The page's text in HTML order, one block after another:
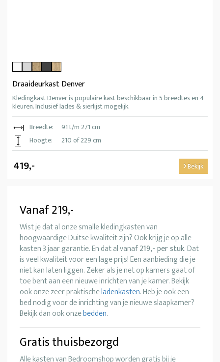
Draaideurkast Denver
Kledingkast Denver is populaire kast beschikbaar in 5 breedtes en 4
kleuren. Inclusief lades & sierlijst mogelijk.
Breedte:
91 t/m 271 cm
Hoogte:
210 of 229 cm
419,- Bekijk
Vanaf 219,-
Wist je dat al onze smalle kledingkasten van
hoogwaardige Duitse kwaliteit zijn? Ook krijg je op alle
kasten 3 jaar garantie. En dat al vanaf219,- per stuk. Dat
is veel kwaliteit voor een lage prijs! Een aanbieding die je
niet kan laten liggen. Zeker als je net op kamers gaat of
toe bent aan een nieuwe inrichten van je kamer. Bekijk
ook onze zeer praktischeladenkasten. Heb je ook een
bed nodig voor de inrichting van je nieuwe slaapkamer?
Bekijk dan ook onzebedden.
Gratis thuisbezorgd